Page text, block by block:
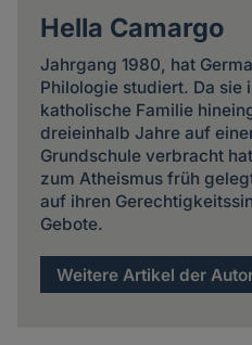
Hella Camargo
Jahrgang 1980, hat
Philologie studiert. Da sie
katholische Familie
dreieinhalb Jahre auf
Grundschule verbracht
zum Atheismus früh
auf ihren
Gebote.
Weitere Artikel der